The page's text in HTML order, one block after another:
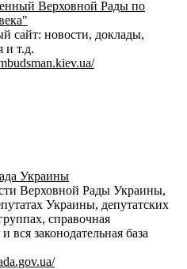
Верховной Рады по
сайт: новости, доклады,
и т.д.
Украины
Верховной Рады Украины,
Украины, депутатских
справочная
вся законодательная база